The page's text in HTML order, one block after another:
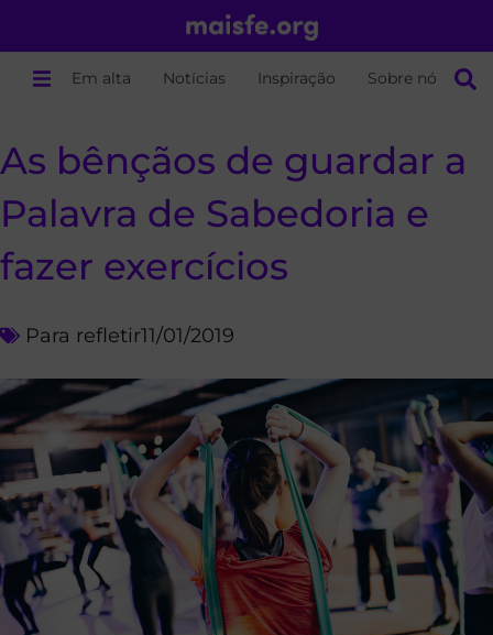
Em alta Notícias Inspiração Sobre nós
As bênçãos de guardar a
Palavra de Sabedoria e
fazer exercícios
Para refletir11/01/2019